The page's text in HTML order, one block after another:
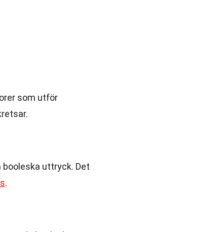
som utför
uttryck. Det
.